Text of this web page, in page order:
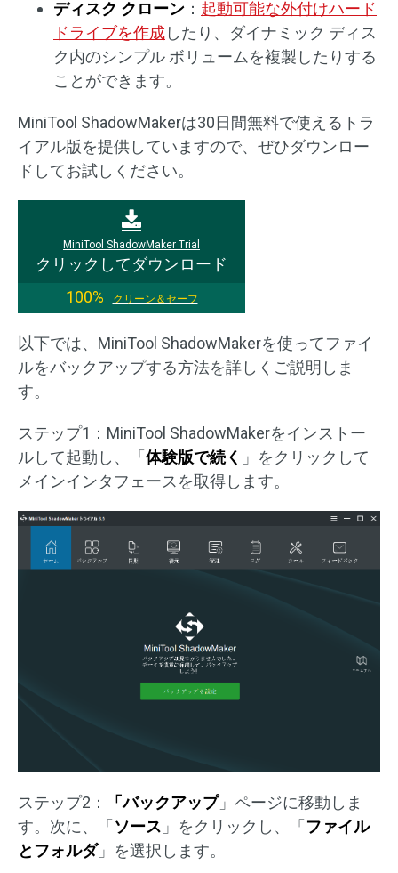
ディスク クローン ： 起動可能な外付けハード
ドライブを作成したり、ダイナミック ディス
ク内のシンプル ボリュームを複製したりする
ことができます。
MiniTool ShadowMakerは30日間無料で使えるトラ
イアル版を提供していますので、ぜひダウンロー
ドしてお試しください。
MiniTool ShadowMaker Trial
クリックしてダウンロード
100%
クリーン＆セーフ
以下では、MiniTool ShadowMakerを使ってファイ
ルをバックアップする方法を詳しくご説明しま
す。
ステップ1：MiniTool ShadowMakerをインストー
ルして起動し、「 体験版で続く 」をクリックして
メインインタフェースを取得します。
ステップ2： 「バックアップ」ページに移動しま
す。次に、「 ソース 」をクリックし、「 ファイル
とフォルダ」を選択します。